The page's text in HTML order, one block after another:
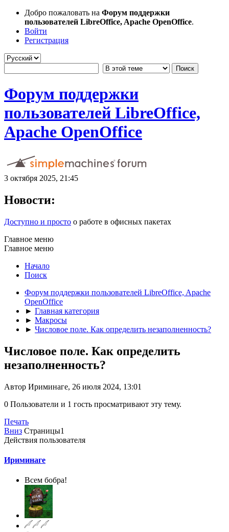
Добро пожаловать на Форум поддержки
пользователей LibreOffice, Apache OpenOffice.
Войти
Регистрация
Форум поддержки
пользователей LibreOffice,
Apache OpenOffice
3 октября 2025, 21:45
Новости:
Доступно и просто о работе в офисных пакетах
Главное меню
Главное меню
Начало
Поиск
Форум поддержки пользователей LibreOffice, Apache
OpenOffice
► Главная категория
► Макросы
► Числовое поле. Как определить незаполненность?
Числовое поле. Как определить
незаполненность?
Автор Ириминаге, 26 июля 2024, 13:01
0 Пользователи и 1 гость просматривают эту тему.
Печать
Вниз Страницы1
Действия пользователя
Ириминаге
Всем бобра!